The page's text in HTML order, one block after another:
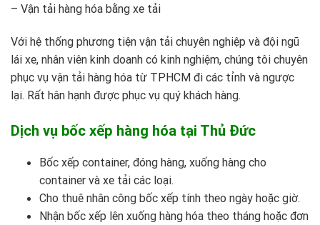
– Vận tải hàng hóa bằng xe tải
Với hệ thống phương tiện vận tải chuyên nghiệp và đội ngũ
lái xe, nhân viên kinh doanh có kinh nghiệm, chúng tôi chuyên
phục vụ vận tải hàng hóa từ TPHCM đi các tỉnh và ngược
lại. Rất hân hạnh được phục vụ quý khách hàng.
Dịch vụ bốc xếp hàng hóa tại Thủ Đức
Bốc xếp container, đóng hàng, xuống hàng cho
container và xe tải các loại.
Cho thuê nhân công bốc xếp tính theo ngày hoặc giờ.
Nhận bốc xếp lên xuống hàng hóa theo tháng hoặc đơn